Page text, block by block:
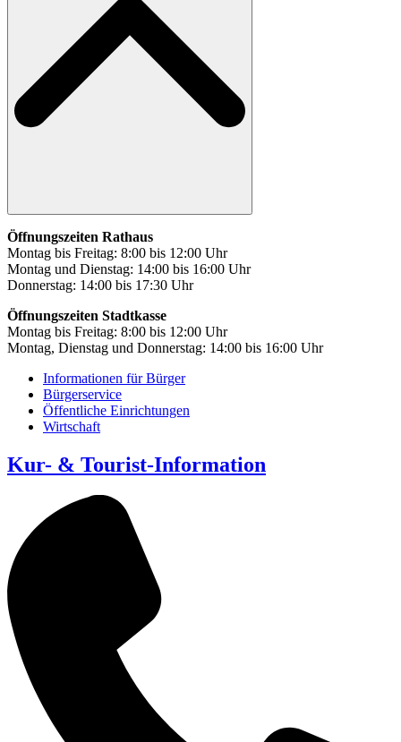
Öffnungszeiten Rathaus
Montag bis Freitag: 8:00 bis 12:00 Uhr
Montag und Dienstag: 14:00 bis 16:00 Uhr
Donnerstag: 14:00 bis 17:30 Uhr
Öffnungszeiten Stadtkasse
Montag bis Freitag: 8:00 bis 12:00 Uhr
Montag, Dienstag und Donnerstag: 14:00 bis 16:00 Uhr
Informationen für Bürger
Bürgerservice
Öffentliche Einrichtungen
Wirtschaft
Kur- & Tourist-Information